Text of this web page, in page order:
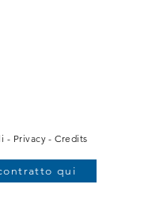
- Privacy -Credits
qui